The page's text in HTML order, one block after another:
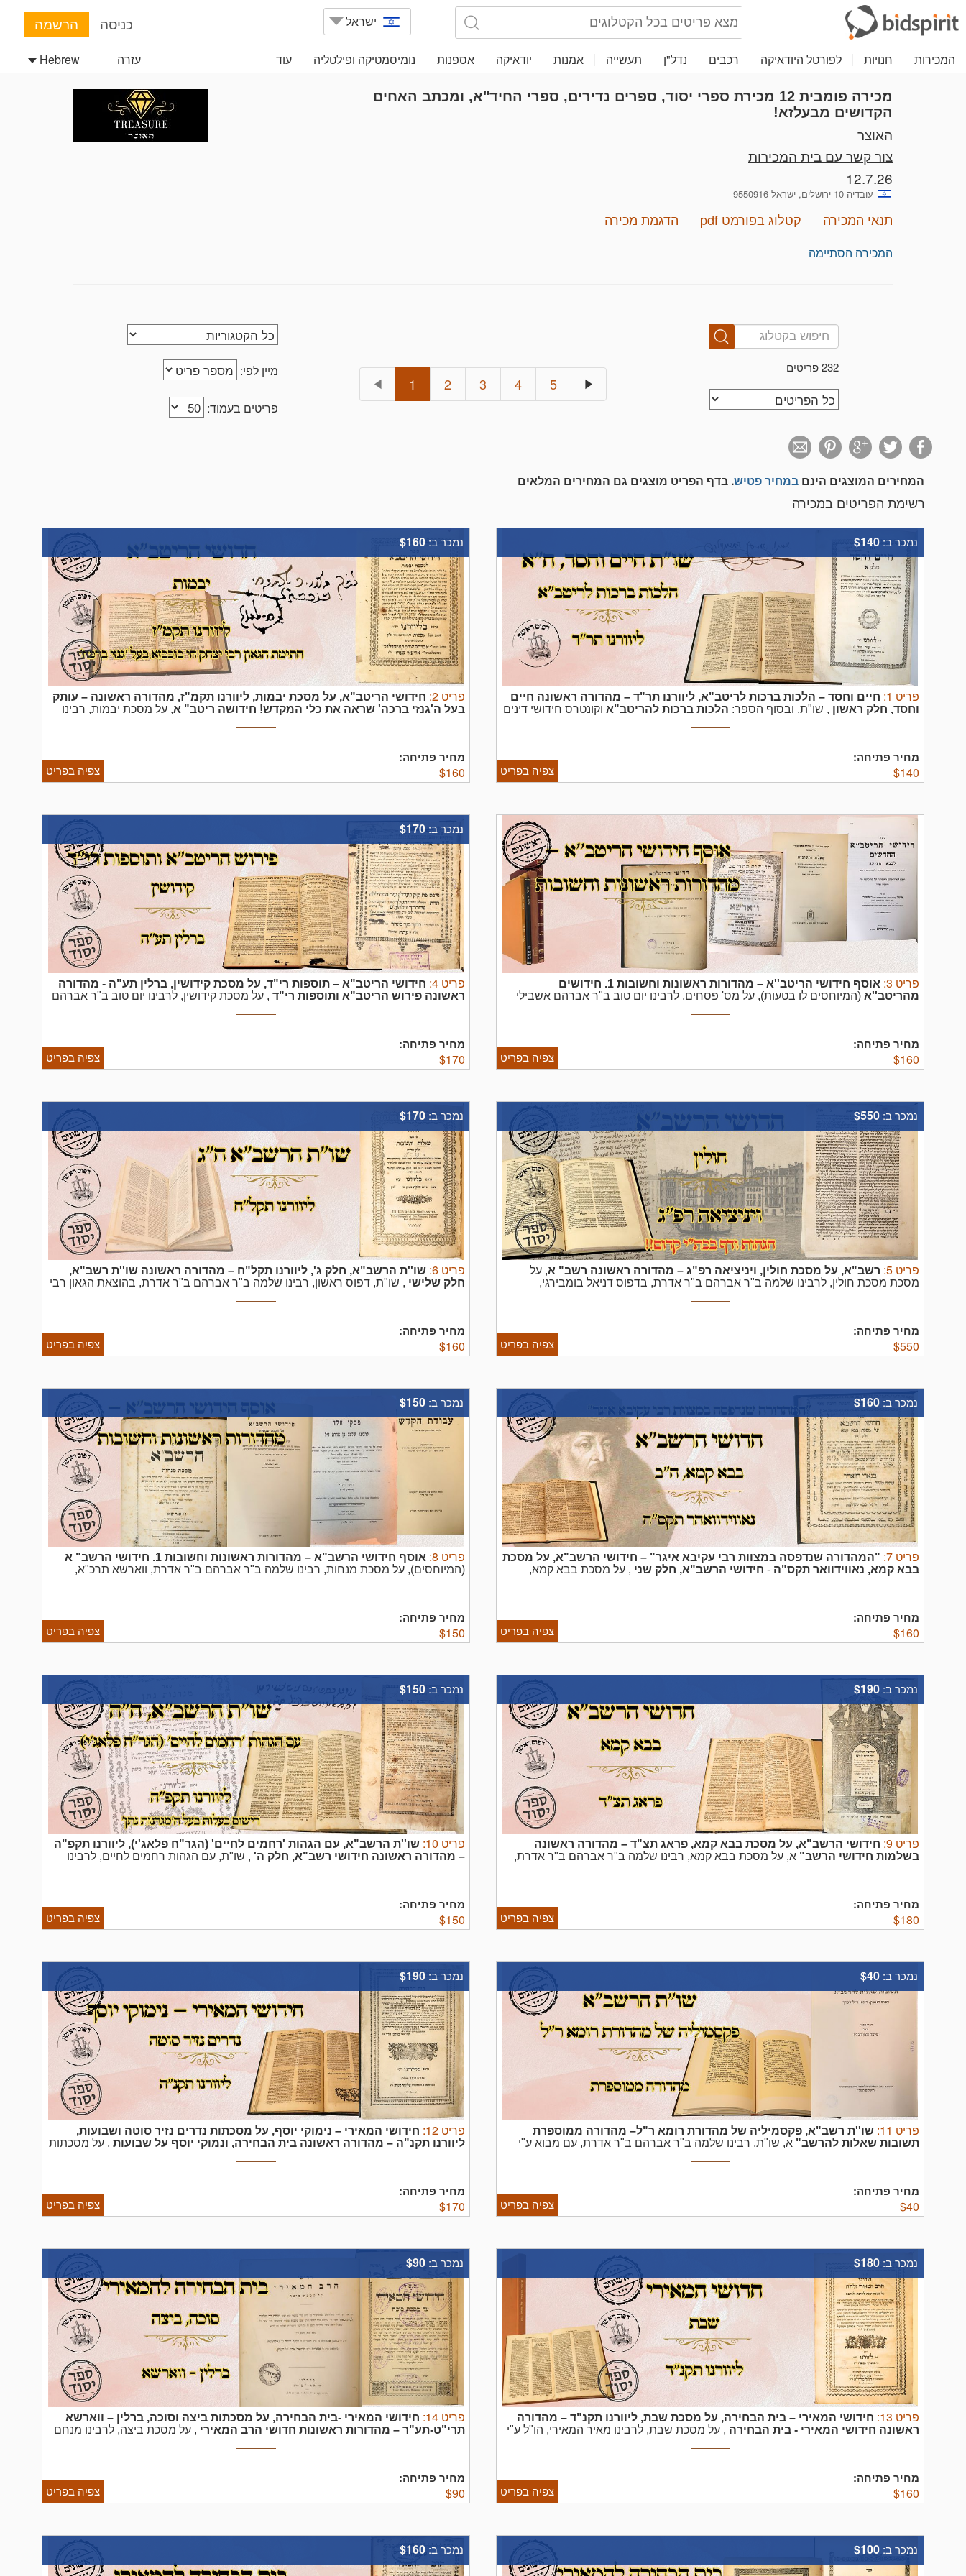
ישראל כניסה הרשמה
המכירות חנויות לפורטל היודאיקה רכבים נדל"ן תעשייה אמנות יודאיקה אספנות נומיסמטיקה ופילטליה עוד Hebrew עזרה
מכירה פומבית 12
מכירת ספרי יסוד, ספרים נדירים, ספרי החיד"א, ומכתב האחים
הקדושים מבעלזא!
האוצר
צור קשר עם בית המכירות
12.7.26
עובדיה 10 ירושלים, ישראל 9550916
תנאי המכירה קטלוג בפורמט pdf הדגמת מכירה
המכירה הסתיימה
232 פריטים מיין לפי:
פריטים בעמוד:
1 2 3 4 5
המחירים המוצגים הינם במחיר פטיש. בדף הפריט מוצגים גם המחירים המלאים
רשימת הפריטים במכירה
נמכר ב: $140
פריט 1
: חיים וחסד – הלכות ברכות לריטב"א, ליוורנו תר"ד – מהדורה ראשונה חיים
וחסד, חלק ראשון , שו"ת, ובסוף הספר: הלכות ברכות להריטב"א וקונטרס חידושי דינים
מחיר פתיחה:
$140 צפיה בפריט
נמכר ב: $160
פריט 2
: חידושי הריטב"א, על מסכת יבמות, ליוורנו תקמ"ז, מהדורה ראשונה – עותק
בעל ה'גנזי ברכה' שראה את כלי המקדש! חידושה ריטב" א, על מסכת יבמות, רבינו
מחיר פתיחה:
$160 צפיה בפריט
פריט 3
: אוסף חידושי הריטב''א – מהדורות ראשונות וחשובות
1. חידושים
מהריטב''א (המיוחסים לו בטעות), על מס' פסחים, לרבינו יום טוב ב"ר אברהם אשבילי
מחיר פתיחה:
$160 צפיה בפריט
נמכר ב: $170
פריט 4
: חידושי הריטב"א – תוספות רי"ד, על מסכת קידושין, ברלין תע"ה - מהדורה
ראשונה פירוש הריטב"א ותוספות רי"ד , על מסכת קידושין, לרבינו יום טוב ב"ר אברהם
מחיר פתיחה:
$170 צפיה בפריט
נמכר ב: $550
פריט 5
: רשב"א, על מסכת חולין, ויניציאה רפ"ג – מהדורה ראשונה רשב" א, על
מסכת מסכת חולין, לרבינו שלמה ב"ר אברהם ב"ר אדרת, בדפוס דניאל בומבירגי,
מחיר פתיחה:
$550 צפיה בפריט
נמכר ב: $170
פריט 6
: שו''ת הרשב"א, חלק ג', ליוורנו תקל"ח – מהדורה ראשונה שו''ת רשב"א,
חלק שלישי , שו"ת, דפוס ראשון, רבינו שלמה ב"ר אברהם ב"ר אדרת, בהוצאת הגאון רבי
מחיר פתיחה:
$160 צפיה בפריט
נמכר ב: $160
פריט 7
: "המהדורה שנדפסה במצוות רבי עקיבא איגר" – חידושי הרשב"א, על מסכת
בבא קמא, נאווידוואר תקס"ה - חידושי הרשב"א, חלק שני , על מסכת בבא קמא,
מחיר פתיחה:
$160 צפיה בפריט
נמכר ב: $150
פריט 8
: אוסף חידושי הרשב"א – מהדורות ראשונות וחשובות 1. חידושי הרשב"
א
(המיוחסים), על מסכת מנחות, רבינו שלמה ב"ר אברהם ב"ר אדרת, ווארשא תרכ"א,
מחיר פתיחה:
$150 צפיה בפריט
נמכר ב: $190
פריט 9
: חידושי הרשב"א, על מסכת בבא קמא, פראג תצ"ד – מהדורה ראשונה
בשלמות חידושי הרשב" א, על מסכת בבא קמא, רבינו שלמה ב"ר אברהם ב"ר אדרת,
מחיר פתיחה:
$180 צפיה בפריט
נמכר ב: $150
פריט 10
: שו''ת הרשב"א, עם הגהות 'רחמים לחיים' (הגר"ח פלאג'י), ליוורנו תקפ"ה
– מהדורה ראשונה חידושי רשב"א, חלק ה' , שו"ת, עם הגהות רחמים לחיים, לרבינו
מחיר פתיחה:
$150 צפיה בפריט
נמכר ב: $40
פריט 11
: שו''ת רשב"א, פקסמיליה של מהדורת רומא ר"ל– מהדורה ממוספרת
תשובות שאלות להרשב" א, שו"ת, רבינו שלמה ב"ר אברהם ב"ר אדרת, עם מבוא ע"י
מחיר פתיחה:
$40 צפיה בפריט
נמכר ב: $190
פריט 12
: חידושי המאירי – נימוקי יוסף, על מסכתות נדרים נזיר סוטה ושבועות,
ליוורנו תקנ"ה – מהדורה ראשונה בית הבחירה, ונמוקי יוסף על שבועות , על מסכתות
מחיר פתיחה:
$170 צפיה בפריט
נמכר ב: $180
פריט 13
: חידושי המאירי – בית הבחירה, על מסכת שבת, ליוורנו תקנ"ד – מהדורה
ראשונה חידושי המאירי - בית הבחירה , על מסכת שבת, לרבינו מאיר המאירי, הו"ל ע"י
מחיר פתיחה:
$160 צפיה בפריט
נמכר ב: $90
פריט 14
: חידושי המאירי -בית הבחירה, על מסכתות ביצה וסוכה, ברלין – ווארשא
תרי"ט-תע"ר – מהדורות ראשונות חדושי הרב המאירי , על מסכת ביצה, לרבינו מנחם
מחיר פתיחה:
$90 צפיה בפריט
נמכר ב: $100 נמכר ב: $160